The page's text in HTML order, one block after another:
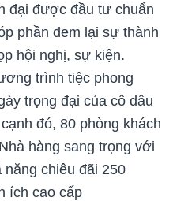
đại được đầu tư chuẩn
phần đem lại sự thành
hội nghị, sự kiện.
trình tiệc phong
trọng đại của cô dâu
đó, 80 phòng khách
hàng sang trọng với
chiêu đãi 250
ích cao cấp